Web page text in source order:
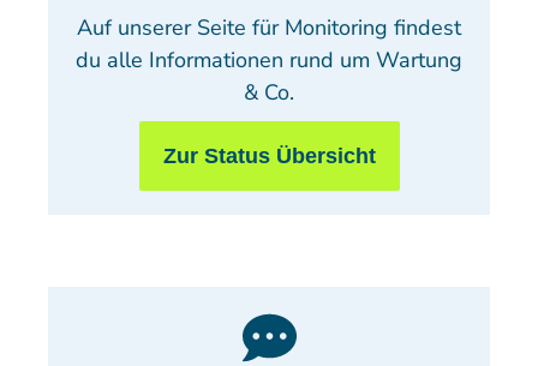
Auf unserer Seite für Monitoring findest
du alle Informationen rund um Wartung
& Co.
Zur Status Übersicht